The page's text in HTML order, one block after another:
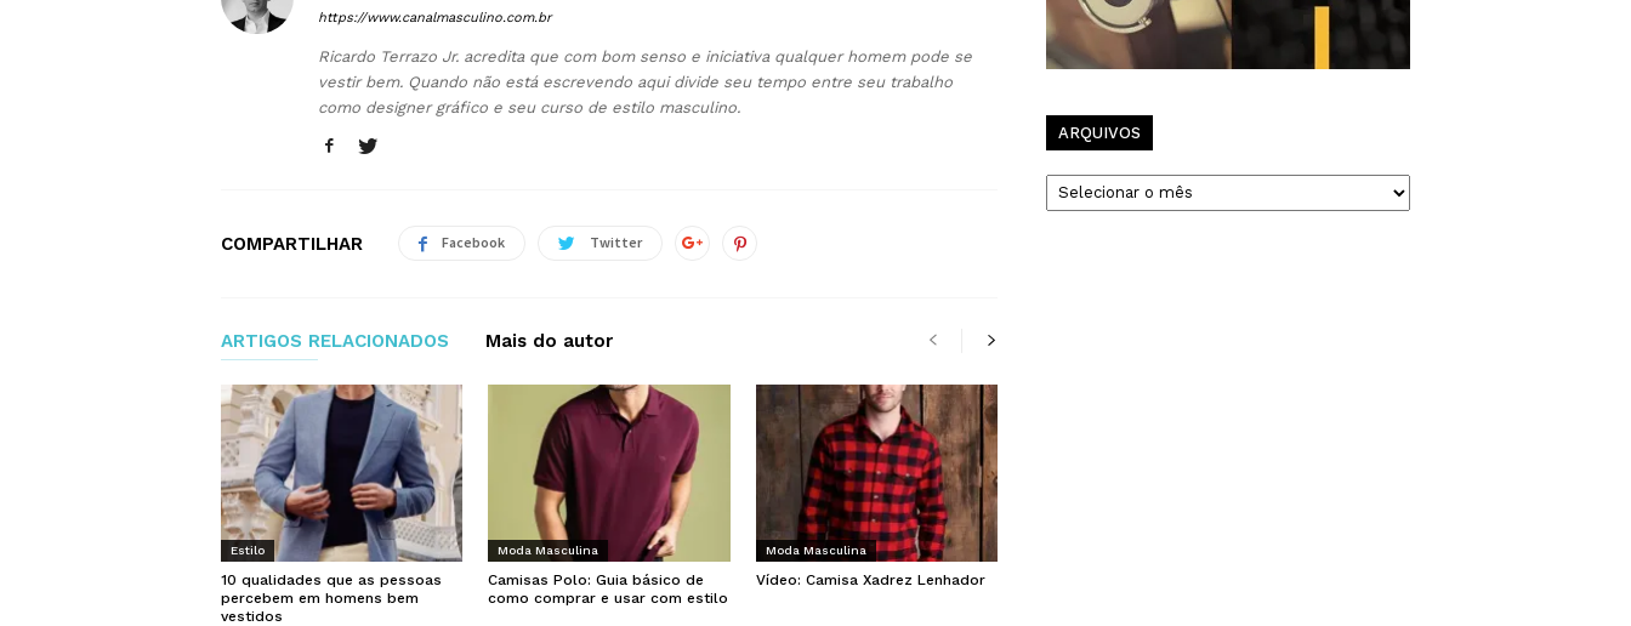
https://www.canalmasculino.com.br
Ricardo Terrazo Jr. acredita que com bom senso e iniciativa qualquer homem pode se
vestir bem. Quando não está escrevendo aqui divide seu tempo entre seu trabalho
como designer gráfico e seu curso de estilo masculino.
COMPARTILHAR Facebook Twitter
ARTIGOS RELACIONADOS Mais do autor
Estilo
10 qualidades que as pessoas
percebem em homens bem
vestidos
Moda Masculina
Camisas Polo: Guia básico de
como comprar e usar com estilo
Moda Masculina
Vídeo: Camisa Xadrez Lenhador
ARQUIVOS
Arquivos